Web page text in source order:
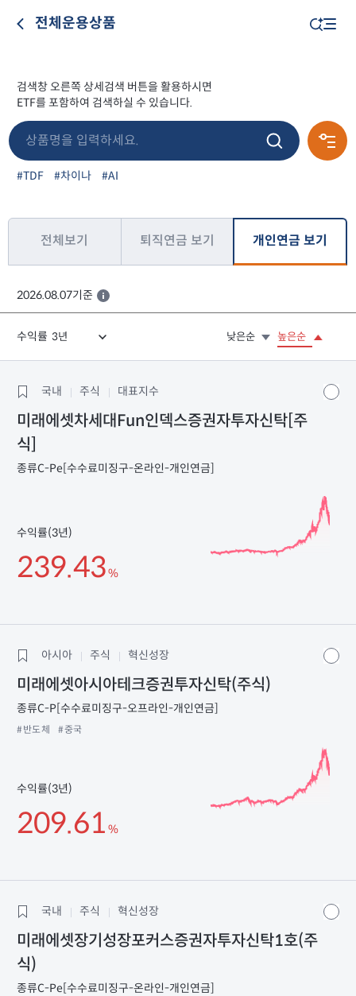
전체운용상품
검색창 오른쪽 상세검색 버튼을 활용하시면
ETF를 포함하여 검색하실 수 있습니다.
#TDF #차이나 #AI
전체보기 퇴직연금 보기 개인연금 보기
2026.08.07기준
수익률 낮은순 높은순
국내 주식 대표지수
미래에셋차세대Fun인덱스증권자투자신탁[주
식]
종류C-Pe[수수료미징구-온라인-개인연금]
수익률(3년)
239.43%
아시아 주식 혁신성장
미래에셋아시아테크증권투자신탁(주식)
종류C-P[수수료미징구-오프라인-개인연금]
#반도체 #중국
수익률(3년)
209.61 %
국내 주식 혁신성장
미래에셋장기성장포커스증권자투자신탁1호(주
식)
종류C-Pe[수수료미징구-온라인-개인연금]